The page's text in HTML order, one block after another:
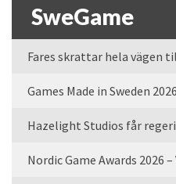
SweGame
Fares skrattar hela vägen
Hazelight Studios får
Nordic Game Awards 2026